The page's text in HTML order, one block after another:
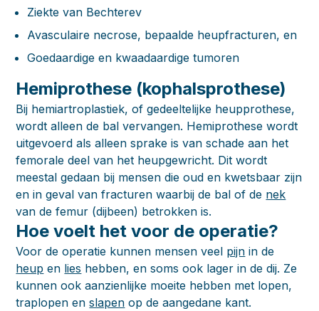
Ziekte van Bechterev
Avasculaire necrose, bepaalde heupfracturen, en
Goedaardige en kwaadaardige tumoren
Hemiprothese (kophalsprothese)
Bij hemiartroplastiek, of gedeeltelijke heupprothese,
wordt alleen de bal vervangen. Hemiprothese wordt
uitgevoerd als alleen sprake is van schade aan het
femorale deel van het heupgewricht. Dit wordt
meestal gedaan bij mensen die oud en kwetsbaar zijn
en in geval van fracturen waarbij de bal of de nek
van de femur (dijbeen) betrokken is.
Hoe voelt het voor de operatie?
Voor de operatie kunnen mensen veel pijn in de
heup en lies hebben, en soms ook lager in de dij. Ze
kunnen ook aanzienlijke moeite hebben met lopen,
traplopen enslapen op de aangedane kant.